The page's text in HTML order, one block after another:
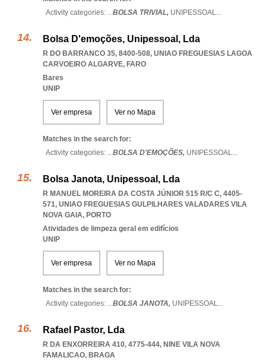
Activity categories: ...BOLSA TRIVIAL, UNIPESSOAL...
Bolsa D'emoções, Unipessoal, Lda
R DO BARRANCO 35, 8400-508, UNIAO FREGUESIAS LAGOA
CARVOEIRO ALGARVE, FARO
Bares
UNIP
Ver empresa Ver no Mapa
Matches in the search for:
Activity categories: ...BOLSA D'EMOÇÕES, UNIPESSOAL...
Bolsa Janota, Unipessoal, Lda
R MANUEL MOREIRA DA COSTA JÚNIOR 515 R/C C, 4405-
571, UNIAO FREGUESIAS GULPILHARES VALADARES VILA
NOVA GAIA, PORTO
Atividades de limpeza geral em edifícios
UNIP
Ver empresa Ver no Mapa
Matches in the search for:
Activity categories: ...BOLSA JANOTA, UNIPESSOAL...
Rafael Pastor, Lda
R DA ENXORREIRA 410, 4775-444, NINE VILA NOVA
FAMALICAO, BRAGA